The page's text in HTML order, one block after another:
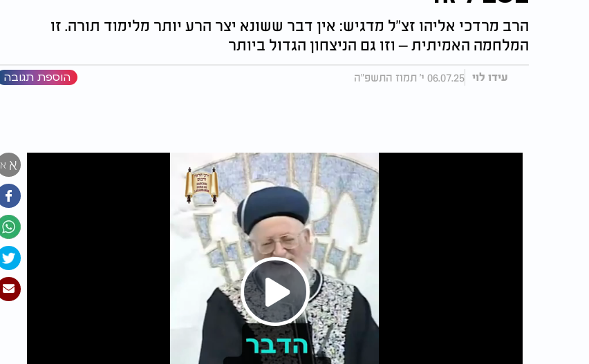
הרב מרדכי אליהו זצ"ל מדגיש: אין דבר ששונא יצר הרע יותר מלימוד תורה. זו
המלחמה האמיתית – וזו גם הניצחון הגדול ביותר
עידו לוי 06.07.25 י' תמוז התשפ"ה הוספת תגובה
א א
Play